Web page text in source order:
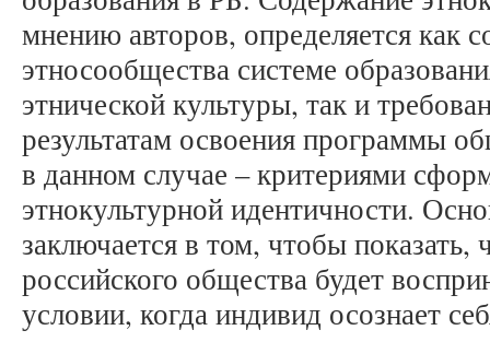
мнению авторов, определяется как
этносообщества системе
этнической культуры, так и
результатам освоения программы
в данном случае – критериями
этнокультурной идентичности.
заключается в том, чтобы показать,
российского общества будет
условии, когда индивид осознает